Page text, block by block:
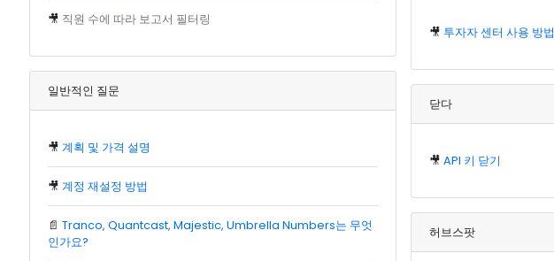
🎥 직원 수에 따라 보고서 필터링
일반적인 질문
🎥 계획 및 가격 설명
🎥 계정 재설정 방법
📄 Tranco, Quantcast, Majestic, Umbrella Numbers는 무엇
인가요?
🎥 투자자 센터 사용 방법
닫다
🎥API 키 닫기
허브스팟